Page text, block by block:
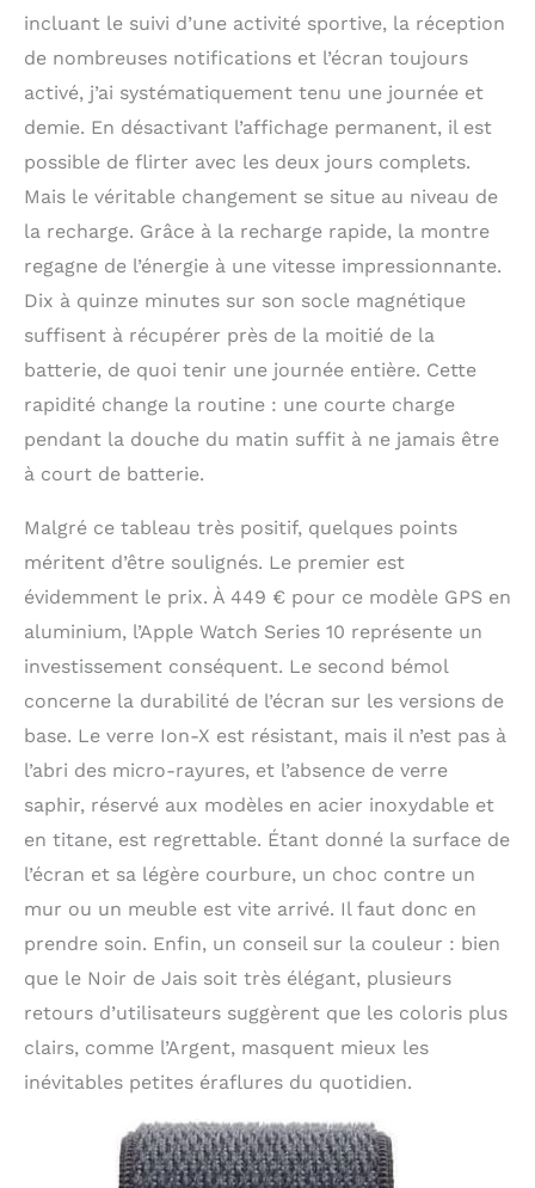
incluant le suivi d’une activité sportive, la réception
de nombreuses notifications et l’écran toujours
activé, j’ai systématiquement tenu une journée et
demie. En désactivant l’affichage permanent, il est
possible de flirter avec les deux jours complets.
Mais le véritable changement se situe au niveau de
la recharge. Grâce à la recharge rapide, la montre
regagne de l’énergie à une vitesse impressionnante.
Dix à quinze minutes sur son socle magnétique
suffisent à récupérer près de la moitié de la
batterie, de quoi tenir une journée entière. Cette
rapidité change la routine : une courte charge
pendant la douche du matin suffit à ne jamais être
à court de batterie.
Malgré ce tableau très positif, quelques points
méritent d’être soulignés. Le premier est
évidemment le prix. À 449 € pour ce modèle GPS en
aluminium, l’Apple Watch Series 10 représente un
investissement conséquent. Le second bémol
concerne la durabilité de l’écran sur les versions de
base. Le verre Ion-X est résistant, mais il n’est pas à
l’abri des micro-rayures, et l’absence de verre
saphir, réservé aux modèles en acier inoxydable et
en titane, est regrettable. Étant donné la surface de
l’écran et sa légère courbure, un choc contre un
mur ou un meuble est vite arrivé. Il faut donc en
prendre soin. Enfin, un conseil sur la couleur : bien
que le Noir de Jais soit très élégant, plusieurs
retours d’utilisateurs suggèrent que les coloris plus
clairs, comme l’Argent, masquent mieux les
inévitables petites éraflures du quotidien.